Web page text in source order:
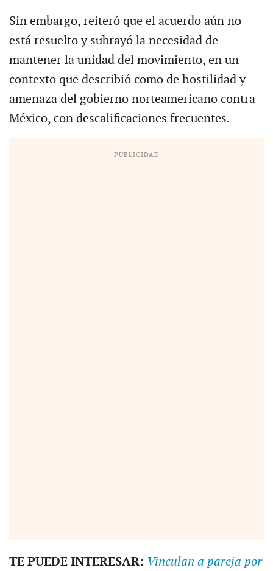
Sin embargo, reiteró que el acuerdo aún no
está resuelto y subrayó la necesidad de
mantener la unidad del movimiento, en un
contexto que describió como de hostilidad y
amenaza del gobierno norteamericano contra
México, con descalificaciones frecuentes.
PUBLICIDAD
TE PUEDE INTERESAR: Vinculan a pareja por